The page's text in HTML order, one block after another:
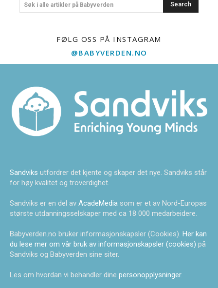
Søk i alle artikler på Babyverden Search
FØLG OSS PÅ INSTAGRAM
@BABYVERDEN.NO
Sandviks utfordrer det kjente og skaper det nye. Sandviks står
for høy kvalitet og troverdighet.
Sandviks er en del av AcadeMedia som er et av Nord-Europas
største utdanningsselskaper med ca 18 000 medarbeidere.
Babyverden.no bruker informasjonskapsler (Cookies). Her kan
du lese mer om vår bruk av informasjonskapsler (cookies) på
Sandviks og Babyverden sine siter.
Les om hvordan vi behandler dine personopplysninger.